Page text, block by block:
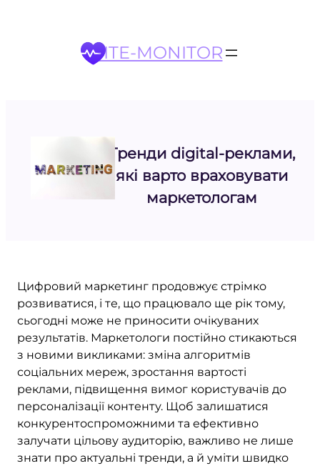
SITE-MONITOR
Тренди digital-реклами,
які варто враховувати
маркетологам
Цифровий маркетинг продовжує стрімко
розвиватися, і те, що працювало ще рік тому,
сьогодні може не приносити очікуваних
результатів. Маркетологи постійно стикаються
з новими викликами: зміна алгоритмів
соціальних мереж, зростання вартості
реклами, підвищення вимог користувачів до
персоналізації контенту. Щоб залишатися
конкурентоспроможними та ефективно
залучати цільову аудиторію, важливо не лише
знати про актуальні тренди, а й уміти швидко